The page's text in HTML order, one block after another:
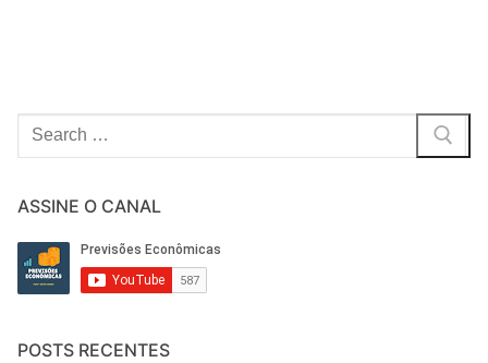
Pesquisar
por:
ASSINE O CANAL
POSTS RECENTES